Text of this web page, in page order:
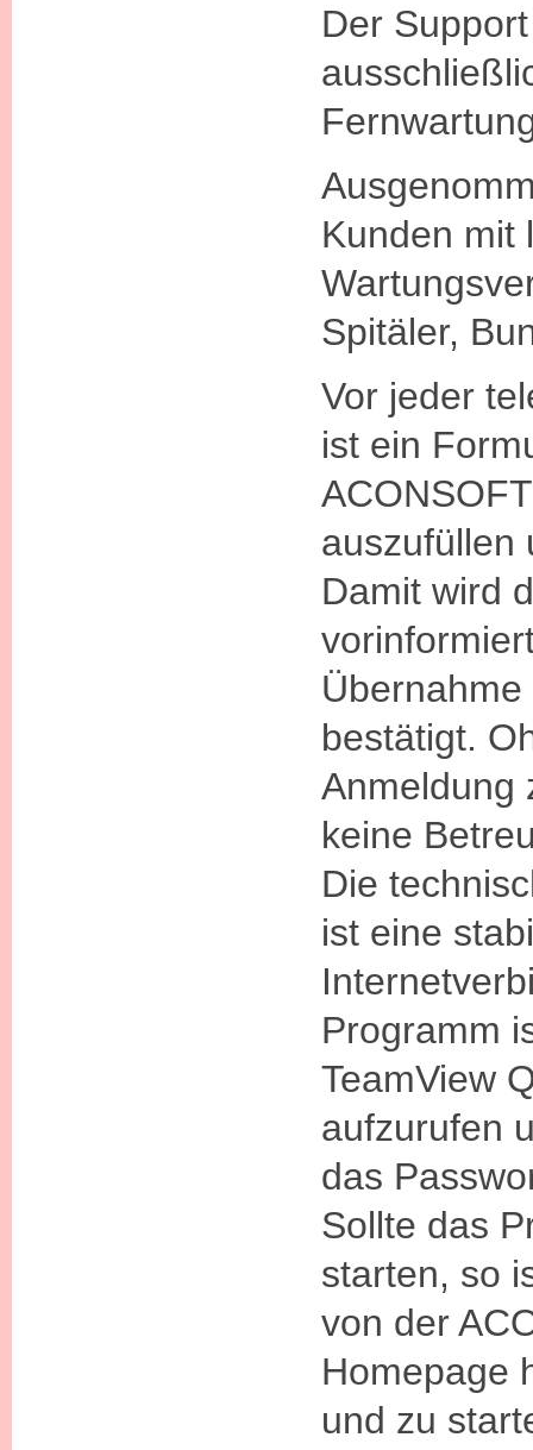
Der
Kunden mit
Spitäler,
Vor jeder
ist ein
auszufüllen
Damit wird
bestätigt.
Anmeldung
keine
Die
ist eine
Programm
TeamView
aufzurufen
das
Sollte das
starten, so
von der
Homepage
und zu